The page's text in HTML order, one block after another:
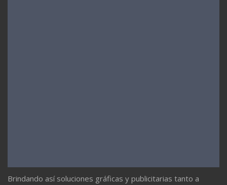
Brindando así soluciones gráficas y publicitarias tanto a